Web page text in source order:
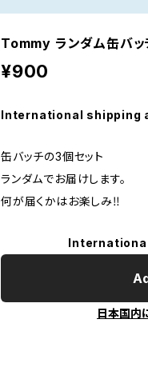
Tommy ランダム缶バッ
¥900
International shipping
缶バッチの3個セット
ランダムでお届けします。
何が届くかはお楽しみ‼️
日本国内